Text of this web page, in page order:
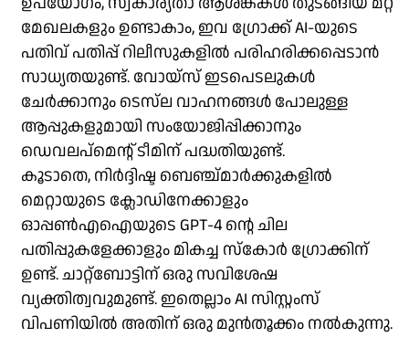
മേഖലകളും ഉണ്ടാകാം, ഇവ ഗ്രോക്ക് AI-യുടെ
പതിവ് പതിപ്പ് റിലീസുകളിൽ പരിഹരിക്കപ്പെടാൻ
സാധ്യതയുണ്ട്. വോയ്‌സ് ഇടപെടലുകൾ
ചേർക്കാനും ടെസ്‌ല വാഹനങ്ങൾ പോലുള്ള
ആപ്പുകളുമായി സംയോജിപ്പിക്കാനും
ഡെവലപ്‌മെന്റ് ടീമിന് പദ്ധതിയുണ്ട്.
കൂടാതെ, നിർദ്ദിഷ്ട ബെഞ്ച്‌മാർക്കുകളിൽ
മെറ്റായുടെ ക്ലോഡിനേക്കാളും
ഓപ്പൺഎഐയുടെ GPT-4 ന്റെ ചില
പതിപ്പുകളേക്കാളും മികച്ച സ്കോർ ഗ്രോക്കിന്
ഉണ്ട്. ചാറ്റ്‌ബോട്ടിന് ഒരു സവിശേഷ
വ്യക്തിത്വവുമുണ്ട്. ഇതെല്ലാം AI സിസ്റ്റംസ്
വിപണിയിൽ അതിന് ഒരു മുൻതൂക്കം നൽകുന്നു.